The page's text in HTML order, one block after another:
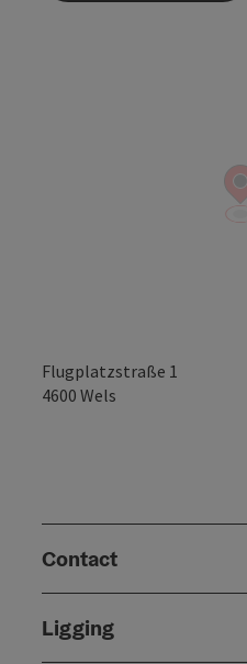
Flugplatzstraße 1
4600 Wels
Contact
Ligging